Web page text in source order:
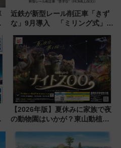
近鉄が新型レール削正車「きず
な」9月導入 「ミリング式」採
化！安全性や乗り心地の向上に
貢献するだけでなく、全線区で
活躍するための仕組みも
【2026年版】夏休みに家族で夜
の動物園はいかが？東山動植物
ZOO」開催情報